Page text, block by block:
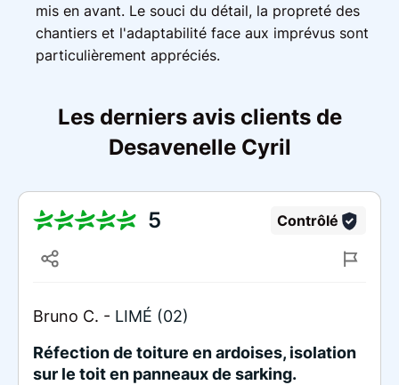
mis en avant. Le souci du détail, la propreté des
chantiers et l'adaptabilité face aux imprévus sont
particulièrement appréciés.
Les derniers avis clients de
Desavenelle Cyril
5 Contrôlé
Bruno C. - LIMÉ (02)
Réfection de toiture en ardoises, isolation
sur le toit en panneaux de sarking.